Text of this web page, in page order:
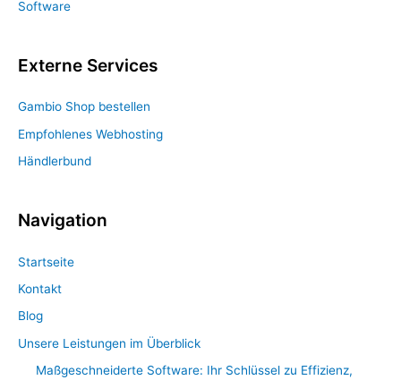
Software
Externe Services
Gambio Shop bestellen
Empfohlenes Webhosting
Händlerbund
Navigation
Startseite
Kontakt
Blog
Unsere Leistungen im Überblick
Maßgeschneiderte Software: Ihr Schlüssel zu Effizienz,